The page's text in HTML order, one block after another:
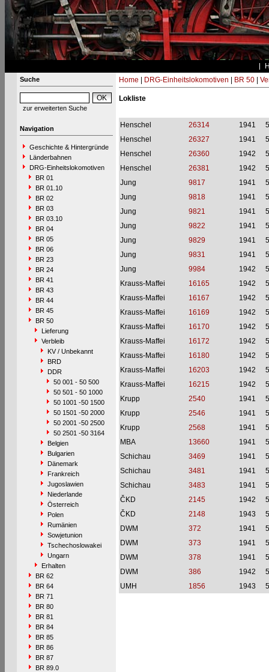
Suche
zur erweiterten Suche
Navigation
Geschichte & Hintergründe
Länderbahnen
DRG-Einheitslokomotiven
BR 01
BR 01.10
BR 02
BR 03
BR 03.10
BR 04
BR 05
BR 06
BR 23
BR 24
BR 41
BR 43
BR 44
BR 45
BR 50
Lieferung
Verbleib
KV / Unbekannt
BRD
DDR
50 001 - 50 500
50 501 - 50 1000
50 1001 -50 1500
50 1501 -50 2000
50 2001 -50 2500
50 2501 -50 3164
Belgien
Bulgarien
Dänemark
Frankreich
Jugoslawien
Niederlande
Österreich
Polen
Rumänien
Sowjetunion
Tschechoslowakei
Ungarn
Erhalten
BR 62
BR 64
BR 71
BR 80
BR 81
BR 84
BR 85
BR 86
BR 87
BR 89.0
Home DRG-Einheitslokomotiven BR 50|
Lokliste
Henschel 26314 1941
Henschel
26327 1941
Henschel
26360 1942
Henschel
26381 1942
Jung
9817 1941
Jung
9818 1941
Jung
9821 1941
Jung
9822 1941
Jung
9829 1941
Jung
9831 1941
Jung
9984 1942
Krauss-Maffei
16165 1942
Krauss-Maffei
16167 1942
Krauss-Maffei
16169 1942
Krauss-Maffei
16170 1942
Krauss-Maffei
16172 1942
Krauss-Maffei
16180 1942
Krauss-Maffei
16203 1942
Krauss-Maffei
16215 1942
Krupp
2540 1941
Krupp
2546 1941
Krupp
2568 1941
MBA
13660 1941
Schichau
3469 1941
Schichau
3481 1941
Schichau
3483 1941
ČKD
2145 1942
ČKD
2148 1943
DWM
372 1941
DWM
373 1941
DWM
378 1941
DWM
386 1942
UMH
1856 1943